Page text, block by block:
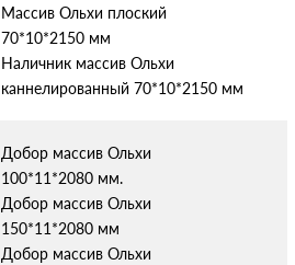
Массив Ольхи плоский
70*10*2150 мм
Наличник массив Ольхи
каннелированный 70*10*2150 мм
Добор массив Ольхи
100*11*2080 мм.
Добор массив Ольхи
150*11*2080 мм
Добор массив Ольхи